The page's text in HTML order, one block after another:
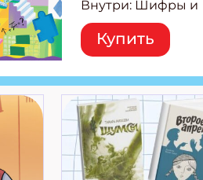
Внутри: Шифры и
расшифровки
запутанные
Разгадываем
Купить